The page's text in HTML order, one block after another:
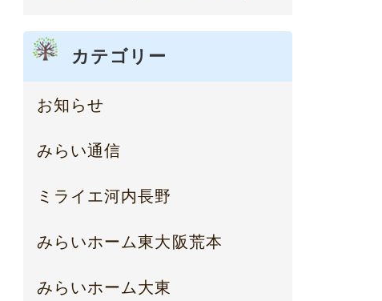
カテゴリー
お知らせ
みらい通信
ミライエ河内長野
みらいホーム東大阪荒本
みらいホーム大東